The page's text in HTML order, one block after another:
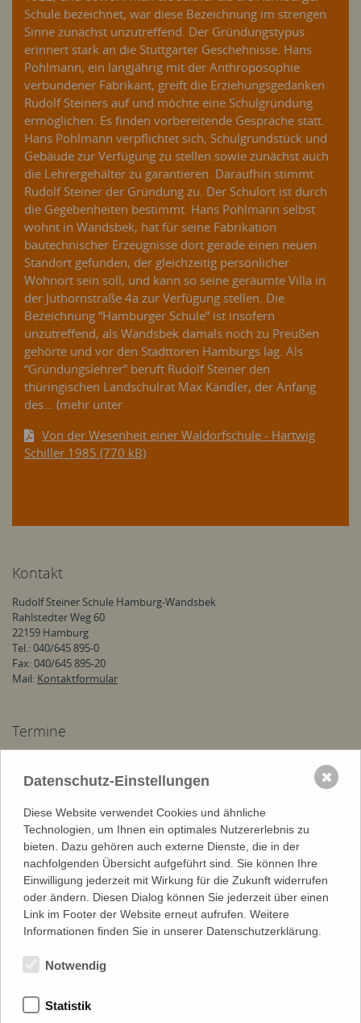
Schule bezeichnet, war diese Bezeichnung im strengen
Sinne zunächst unzutreffend. Der Gründungstypus
erinnert stark an die Stuttgarter Geschehnisse. Hans
Pohlmann, ein langjährig mit der Anthroposophie
verbundener Fabrikant, greift die Erziehungsgedanken
Rudolf Steiners auf und möchte eine Schulgründung
ermöglichen. Es finden vorbereitende Gespräche statt.
Hans Pohlmann verpflichtet sich, Schulgrundstück und
Gebäude zur Verfügung zu stellen sowie zunächst auch
die Lehrergehälter zu garantieren. Daraufhin stimmt
Rudolf Steiner der Gründung zu. Der Schulort ist durch
die Gegebenheiten bestimmt. Hans Pohlmann selbst
wohnt in Wandsbek, hat für seine Fabrikation
bautechnischer Erzeugnisse dort gerade einen neuen
Standort gefunden, der gleichzeitig persönlicher
Wohnort sein soll, und kann so seine geräumte Villa in
der Jüthornstraße 4a zur Verfügung stellen. Die
Bezeichnung “Hamburger Schule” ist insofern
unzutreffend, als Wandsbek damals noch zu Preußen
gehörte und vor den Stadttoren Hamburgs lag. Als
“Gründungslehrer” beruft Rudolf Steiner den
thüringischen Landschulrat Max Kändler, der Anfang
des… (mehr unter
Von der Wesenheit einer Waldorfschule - Hartwig
Schiller 1985 (770 kB)
Kontakt
Rudolf Steiner Schule Hamburg-Wandsbek
Rahlstedter Weg 60
22159 Hamburg
Tel.: 040/645 895-0
Fax: 040/645 895-20
Mail: Kontaktformular
Termine
Sommerferien
Di, 25.08, 08:15:
Stellenangebote
Finanzbuchhalterin (m/w/d) mit Controlling-Erfahrung |
Elternzeitvertretung
Schulmusiker (m/w/d) in Vollzeit ab dem Schuljahr 2026/27
Datenschutz-Einstellungen
Diese Website verwendet Cookies und ähnliche
Technologien, um Ihnen ein optimales Nutzererlebnis zu
bieten. Dazu gehören auch externe Dienste, die in der
nachfolgenden Übersicht aufgeführt sind. Sie können Ihre
Einwilligung jederzeit mit Wirkung für die Zukunft widerrufen
oder ändern. Diesen Dialog können Sie jederzeit über einen
Link im Footer der Website erneut aufrufen. Weitere
Informationen finden Sie in unserer Datenschutzerklärung.
Notwendig
Statistik
✖